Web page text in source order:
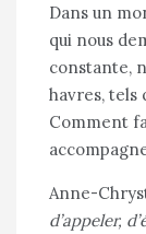
Dans un
qui nous
constante,
havres, tels
Comment
Anne-
d’appeler,